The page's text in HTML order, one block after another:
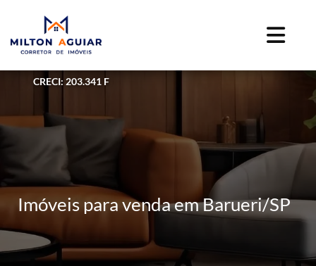
CRECI: 203.341 F
Imóveis para venda em Barueri/SP